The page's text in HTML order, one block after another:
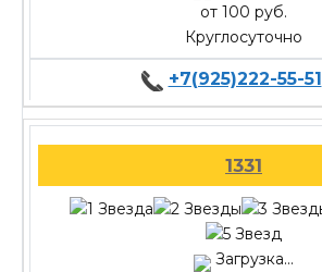
от 100 руб.
Круглосуточно
+7(925)222-55-51
1331
Загрузка...